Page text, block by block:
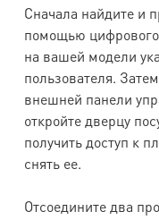
Сначала найдите и
помощью
на вашей модели
пользователя.
внешней панели
откройте дверцу
получить доступ к
снять ее.
Отсоедините два